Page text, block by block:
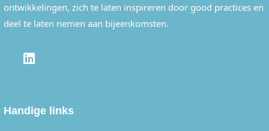
ontwikkelingen, zich te laten inspireren door good practices en
deel te laten nemen aan bijeenkomsten.
Handige links